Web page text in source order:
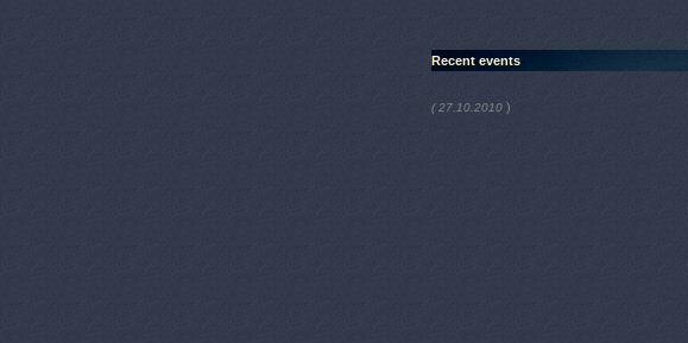
Recent events
( 27.10.2010 )